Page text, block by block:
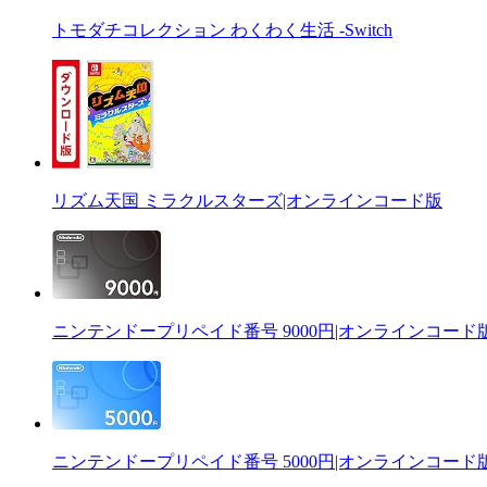
トモダチコレクション わくわく生活 -Switch
リズム天国 ミラクルスターズ|オンラインコード版
ニンテンドープリペイド番号 9000円|オンラインコード
ニンテンドープリペイド番号 5000円|オンラインコード